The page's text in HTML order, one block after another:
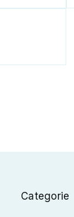
Categorie